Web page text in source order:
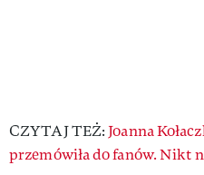
CZYTAJ TEŻ: Joanna
przemówiła do fanów. Nikt